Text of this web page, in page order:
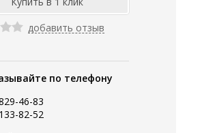
добавить отзыв
по телефону
46-83
82-52